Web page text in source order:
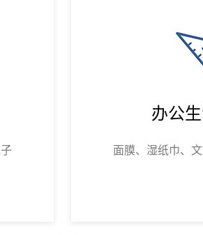
办公
面膜、湿纸巾、